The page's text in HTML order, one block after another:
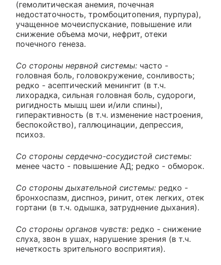
(гемолитическая анемия, почечная
недостаточность, тромбоцитопения, пурпура),
учащенное мочеиспускание, повышение или
снижение объема мочи, нефрит, отеки
почечного генеза.
Со стороны нервной системы: часто -
головная боль, головокружение, сонливость;
редко - асептический менингит (в т.ч.
лихорадка, сильная головная боль, судороги,
ригидность мышц шеи и/или спины),
гиперактивность (в т.ч. изменение настроения,
беспокойство), галлюцинации, депрессия,
психоз.
Со стороны сердечно-сосудистой системы:
менее часто - повышение АД; редко - обморок.
Со стороны дыхательной системы: редко -
бронхоспазм, диспноэ, ринит, отек легких, отек
гортани (в т.ч. одышка, затруднение дыхания).
Со стороны органов чувств: редко - снижение
слуха, звон в ушах, нарушение зрения (в т.ч.
нечеткость зрительного восприятия).